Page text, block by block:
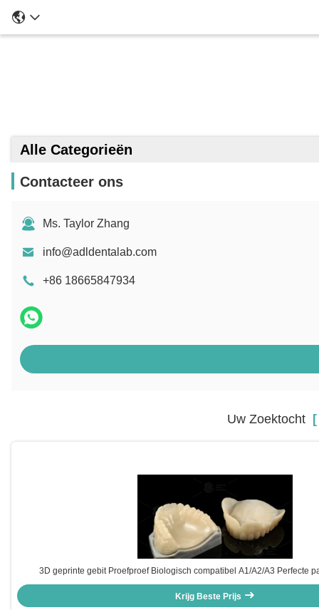
Alle Categorieën
Contacteer ons
Ms. Taylor Zhang
info@adldentalab.com
+86 18665847934
Uw Zoektocht [
3D geprinte gebit Proefproef Biologisch compatibel A1/A2/A3 Perfecte
Krijg Beste Prijs